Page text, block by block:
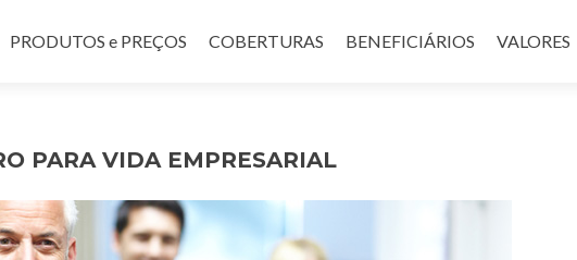
PRODUTOS e PREÇOS COBERTURAS BENEFICIÁRIOS VALORES
PARA VIDA EMPRESARIAL